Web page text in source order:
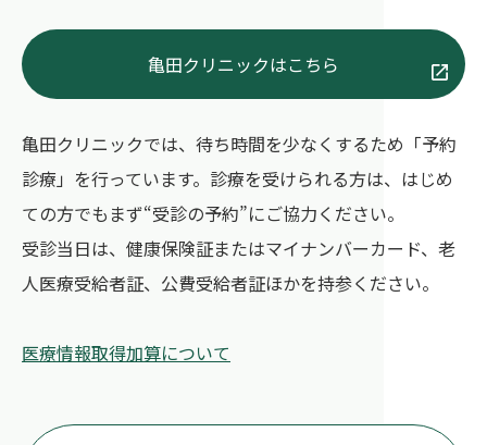
亀田クリニックはこちら
亀田クリニックでは、待ち時間を少なくするため「予約
診療」を行っています。診療を受けられる方は、はじめ
ての方でもまず“受診の予約”にご協力ください。
受診当日は、健康保険証またはマイナンバーカード、老
人医療受給者証、公費受給者証ほかを持参ください。
医療情報取得加算について